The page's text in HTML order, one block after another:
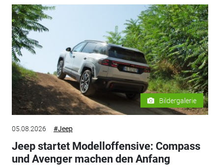
Bildergalerie
05.08.2026 #Jeep
Jeep startet Modelloffensive: Compass
und Avenger machen den Anfang